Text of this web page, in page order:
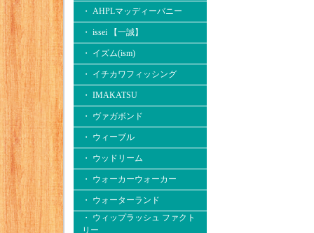
・ AHPLマッディーバニー
・ issei 【一誠】
・ イズム(ism)
・ イチカワフィッシング
・ IMAKATSU
・ ヴァガボンド
・ ウィーブル
・ ウッドリーム
・ ウォーカーウォーカー
・ ウォーターランド
・ ウィップラッシュ ファクト
リー